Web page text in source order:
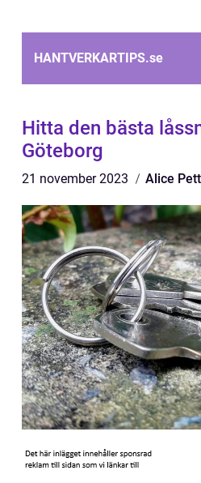
HANTVERKARTIPS.se
Hitta den bästa
Göteborg
21 november 2023 Alice